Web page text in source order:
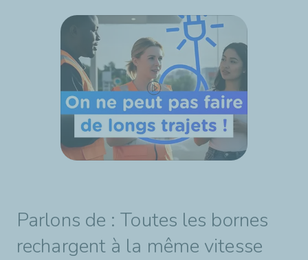
Parlons de : Toutes les bornes
rechargent à la même vitesse